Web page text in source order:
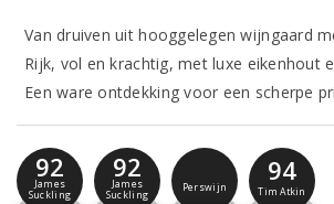
Van druiven uit hooggelegen wijngaard
Rijk, vol en krachtig, met luxe eikenhout
Een ware ontdekking voor een scherpe
92
James
Suckling
92
James
Suckling
Perswijn
94
Tim Atkin